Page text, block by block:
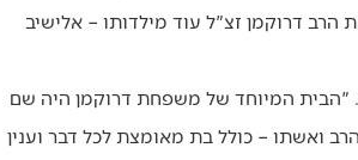
הרב דרוקמן זצ"ל עוד מילדותו – אלישיב
"הבית המיוחד של משפחת דרוקמן היה שם
ואשתו – כולל בת מאומצת לכל דבר וענין